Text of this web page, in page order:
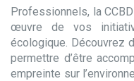
Professionnels, la
œuvre de vos
écologique. Découvrez
permettre d’être
empreinte sur